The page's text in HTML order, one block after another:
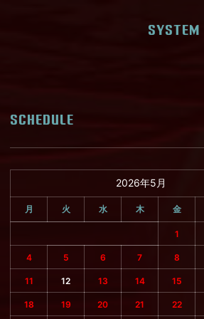
SYSTEM
SCHEDULE
2026年5月
月 火 水 木 金
1
4 5 6 7 8
11 12 13 14 15
18 19 20 21 22